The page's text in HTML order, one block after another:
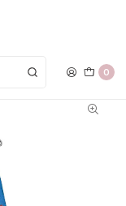
0
CLICK